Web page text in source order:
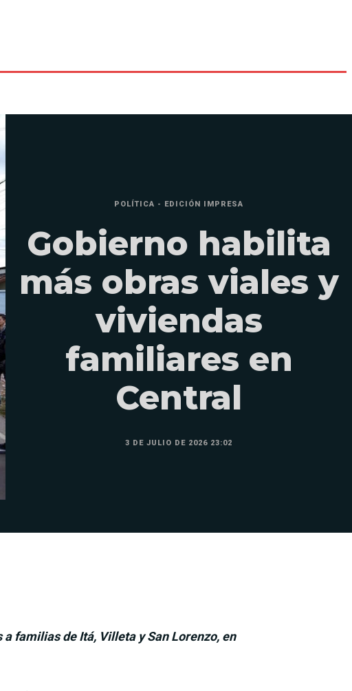
POLÍTICA - EDICIÓN IMPRESA
Gobierno habilita
más obras viales y
viviendas
familiares en
Central
3 DE JULIO DE 2026 23:02
familias de Itá, Villeta y San Lorenzo, en